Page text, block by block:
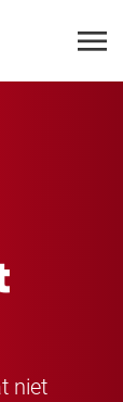
niet